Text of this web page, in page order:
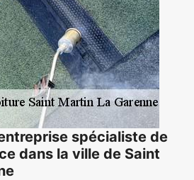
spécialiste de
dans la ville de Saint